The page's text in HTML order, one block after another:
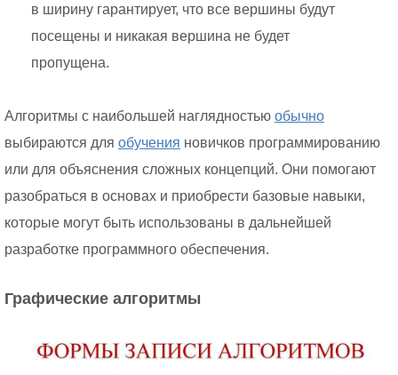
в ширину гарантирует, что все вершины будут
посещены и никакая вершина не будет
пропущена.
Алгоритмы с наибольшей наглядностью обычно
выбираются для обучения новичков программированию
или для объяснения сложных концепций. Они помогают
разобраться в основах и приобрести базовые навыки,
которые могут быть использованы в дальнейшей
разработке программного обеспечения.
Графические алгоритмы